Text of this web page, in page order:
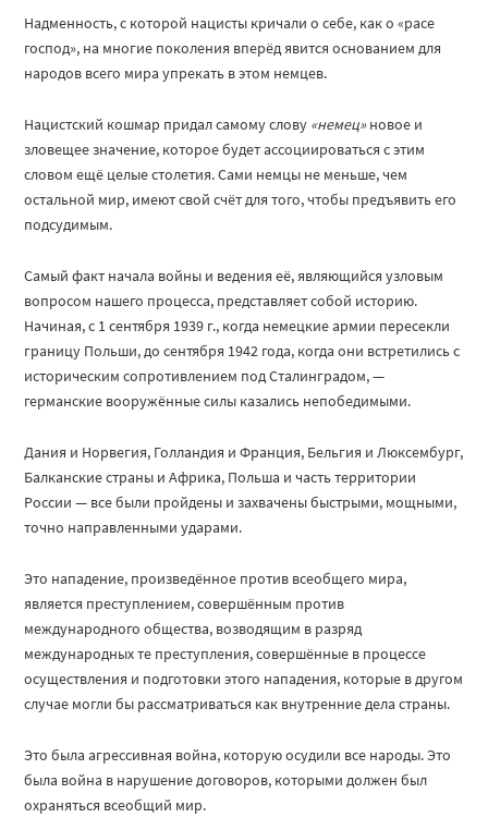
Надменность, с которой нацисты кричали о себе, как о «расе
господ», на многие поколения вперёд явится основанием для
народов всего мира упрекать в этом немцев.
Нацистский кошмар придал самому слову «немец»новое и
зловещее значение, которое будет ассоциироваться с этим
словом ещё целые столетия. Сами немцы не меньше, чем
остальной мир, имеют свой счёт для того, чтобы предъявить его
подсудимым.
Самый факт начала войны и ведения её, являющийся узловым
вопросом нашего процесса, представляет собой историю.
Начиная, с 1 сентября 1939 г., когда немецкие армии пересекли
границу Польши, до сентября 1942 года, когда они встретились с
историческим сопротивлением под Сталинградом, —
германские вооружённые силы казались непобедимыми.
Дания и Норвегия, Голландия и Франция, Бельгия и Люксембург,
Балканские страны и Африка, Польша и часть территории
России — все были пройдены и захвачены быстрыми, мощными,
точно направленными ударами.
Это нападение, произведённое против всеобщего мира,
является преступлением, совершённым против
международного общества, возводящим в разряд
международных те преступления, совершённые в процессе
осуществления и подготовки этого нападения, которые в другом
случае могли бы рассматриваться как внутренние дела страны.
Это была агрессивная война, которую осудили все народы. Это
была война в нарушение договоров, которыми должен был
охраняться всеобщий мир.